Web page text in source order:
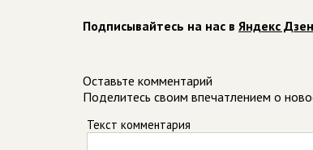
Подписывайтесь на нас в Яндекс Дзен
Оставьте комментарий
Поделитесь своим впечатлением о
Текст комментария